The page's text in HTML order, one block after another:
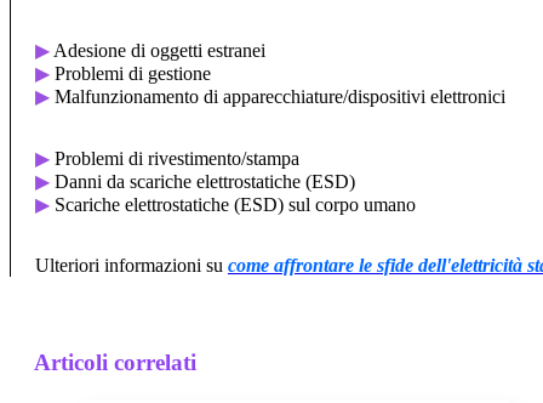
▶ Adesione di oggetti estranei
▶ Problemi di gestione
▶ Malfunzionamento di apparecchiature/dispositivi elettronici
▶ Problemi di rivestimento/stampa
▶ Danni da scariche elettrostatiche (ESD)
▶ Scariche elettrostatiche (ESD) sul corpo umano
Ulteriori informazioni su come affrontare le sfide dell'elettricità
Articoli correlati